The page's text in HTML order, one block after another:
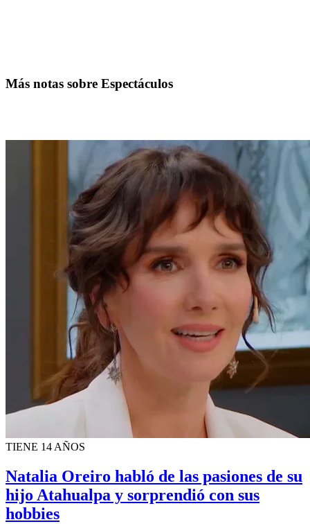
Más notas sobre Espectáculos
TIENE 14 AÑOS
Natalia Oreiro habló de las pasiones de su
hijo Atahualpa y sorprendió con sus
hobbies